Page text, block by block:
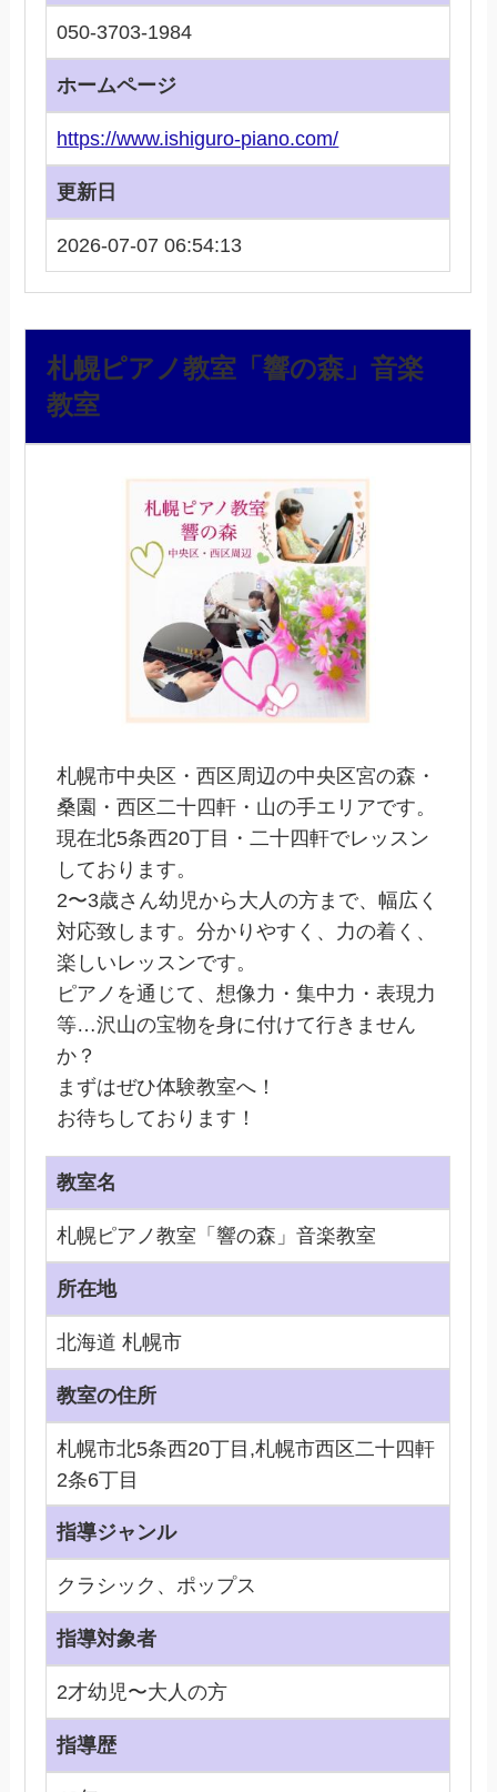
050-3703-1984
ホームページ
https://www.ishiguro-piano.com/
更新日
2026-07-07 06:54:13
札幌ピアノ教室「響の森」音楽
教室
札幌市中央区・西区周辺の中央区宮の森・
桑園・西区二十四軒・山の手エリアです。
現在北5条西20丁目・二十四軒でレッスン
しております。
2〜3歳さん幼児から大人の方まで、幅広く
対応致します。分かりやすく、力の着く、
楽しいレッスンです。
ピアノを通じて、想像力・集中力・表現力
等…沢山の宝物を身に付けて行きません
か？
まずはぜひ体験教室へ！
お待ちしております！
教室名
札幌ピアノ教室「響の森」音楽教室
所在地
北海道 札幌市
教室の住所
札幌市北5条西20丁目,札幌市西区二十四軒
2条6丁目
指導ジャンル
クラシック、ポップス
指導対象者
2才幼児〜大人の方
指導歴